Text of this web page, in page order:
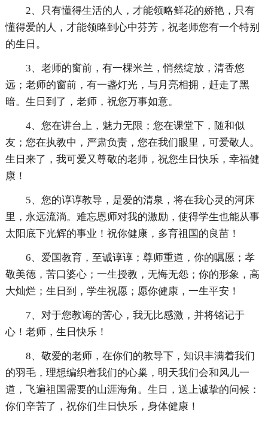
2、只有懂得生活的人，才能领略鲜花的娇艳，只有
懂得爱的人，才能领略到心中芬芳，祝老师您有一个特别
的生日。
3、老师的窗前，有一棵米兰，悄然绽放，清香悠
远；老师的窗前，有一盏灯光，与月亮相拥，赶走了黑
暗。生日到了，老师，祝您万事如意。
4、您在讲台上，魅力无限；您在课堂下，随和似
友；您在执教中，严肃负责，您在我们眼里，可爱敬人。
生日来了，我可爱又尊敬的老师，祝您生日快乐，幸福健
康！
5、您的谆谆教导，是爱的清泉，将在我心灵的河床
里，永远流淌。难忘恩师对我的激励，使得学生也能从事
太阳底下光辉的事业！祝你健康，多育祖国的良苗！
6、爱国教育，至诚谆谆；尊师重道，你的嘱愿；孝
敬美德，苦口婆心；一生授教，无悔无怨；你的形象，高
大灿烂；生日到，学生祝愿；愿你健康，一生平安！
7、对于您教诲的苦心，我无比感激，并将铭记于
心！老师，生日快乐！
8、敬爱的老师，在你们的教导下，知识丰满着我们
的羽毛，理想编织着我们的心巢，明天我们会和风儿一
道，飞遍祖国需要的山涯海角。生日，送上诚挚的问候：
你们辛苦了，祝你们生日快乐，身体健康！